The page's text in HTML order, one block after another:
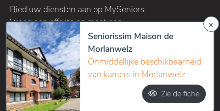
Bied uw diensten aan op MySeniors
Vraag een offerte op maat aan
Volg ons op onze sociale media kanalen
Copyright 2016-2026 Home sweet homes SPRL - All right
×
Seniorissim Maison de
Morlanwelz
Onmiddellijke beschikbaarheid
van kamers in Morlanwelz
Zie de fiche